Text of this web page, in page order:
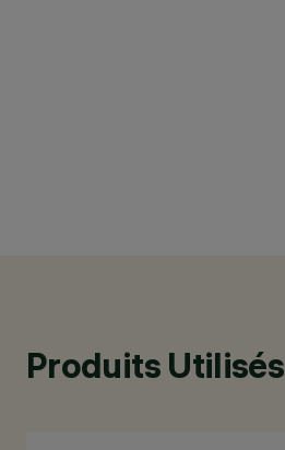
Produits Utilisés